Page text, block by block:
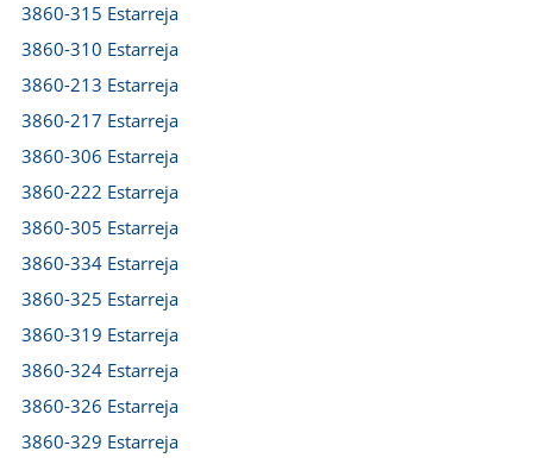
3860-315 Estarreja
3860-310 Estarreja
3860-213 Estarreja
3860-217 Estarreja
3860-306 Estarreja
3860-222 Estarreja
3860-305 Estarreja
3860-334 Estarreja
3860-325 Estarreja
3860-319 Estarreja
3860-324 Estarreja
3860-326 Estarreja
3860-329 Estarreja